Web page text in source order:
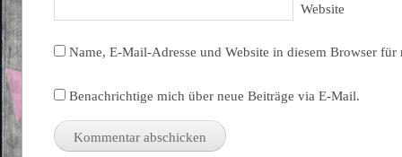
Website
Name, E-Mail-Adresse und Website in diesem Browser
Benachrichtige mich über neue Beiträge via E-Mail.